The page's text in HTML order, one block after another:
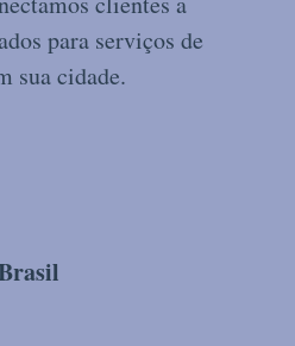
para serviços de
sua cidade.